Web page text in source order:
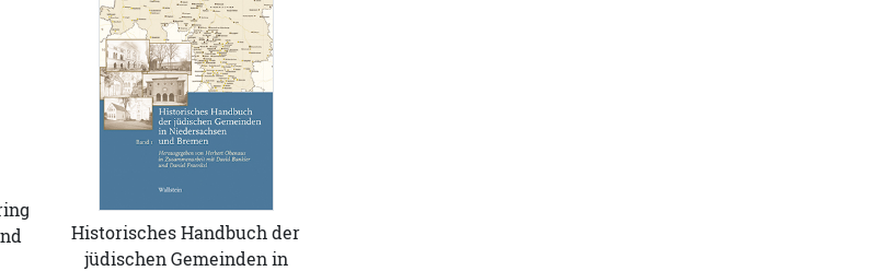
Historisches Handbuch der
jüdischen Gemeinden in